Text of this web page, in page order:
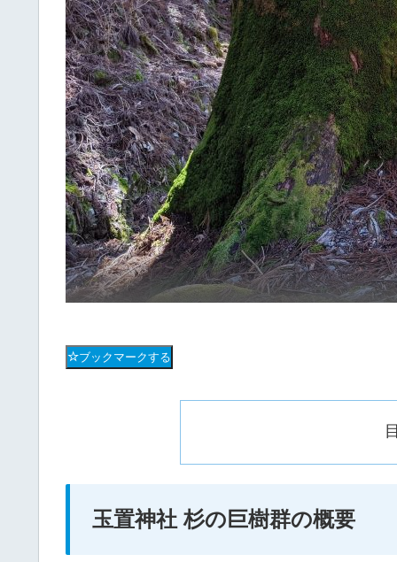
ブックマークする
玉置神社 杉の巨樹群の概要